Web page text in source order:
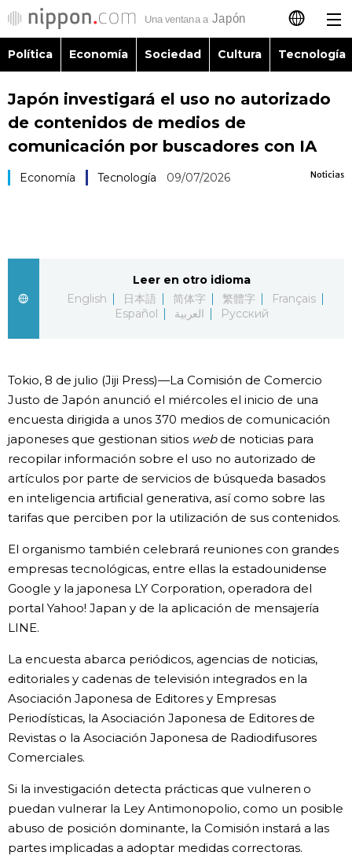
日本語
English
Русский
Política
Vida
Guía de Japón
Vídeos e imágenes
En profundidad
Más
Noticias
Fragmentos de Japón
Gente
Tokio
Política Economía Sociedad Cultura Tecnología
Japón investigará el uso no autorizado
de contenidos de medios de
comunicación por buscadores con IA
Noticias
Economía Tecnología 09/07/2026
Leer en otro idioma
English
日本語 简体字 繁體字
Français
Español
العربية Русский
Tokio, 8 de julio (Jiji Press)—La Comisión de Comercio
Justo de Japón anunció el miércoles el inicio de una
encuesta dirigida a unos 370 medios de comunicación
japoneses que gestionan sitios webde noticias para
recopilar información sobre el uso no autorizado de
artículos por parte de servicios de búsqueda basados
en inteligencia artificial generativa, así como sobre las
tarifas que perciben por la utilización de sus contenidos.
El organismo también celebrará reuniones con grandes
empresas tecnológicas, entre ellas la estadounidense
Google y la japonesa LY Corporation, operadora del
portal Yahoo! Japan y de la aplicación de mensajería
LINE.
La encuesta abarca periódicos, agencias de noticias,
editoriales y cadenas de televisión integrados en la
Asociación Japonesa de Editores y Empresas
Periodísticas, la Asociación Japonesa de Editores de
Revistas o la Asociación Japonesa de Radiodifusores
Comerciales.
Si la investigación detecta prácticas que vulneren o
puedan vulnerar la Ley Antimonopolio, como un posible
abuso de posición dominante, la Comisión instará a las
partes implicadas a adoptar medidas correctoras.